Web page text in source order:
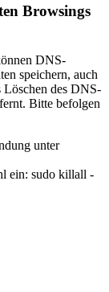
Browsings
DNS-
speichern, auch
Löschen des DNS-
Bitte befolgen
unter
ein: sudo killall -